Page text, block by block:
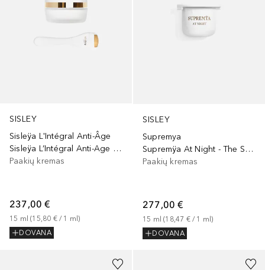
SISLEY
Sisleÿa L'Intégral Anti-Âge
Sisleÿa L’Intégral Anti-Age Eye and Lip Contour Cream
Paakių kremas
237,00 €
15 ml (15,80 € / 1 ml)
DOVANA
SISLEY
Supremya
Supremÿa At Night - The Supreme Anti-Aging Eye Cream
Paakių kremas
277,00 €
15 ml (18,47 € / 1 ml)
DOVANA